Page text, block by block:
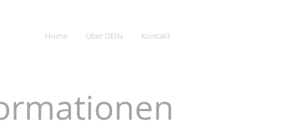
Home Über DEIN Kontakt